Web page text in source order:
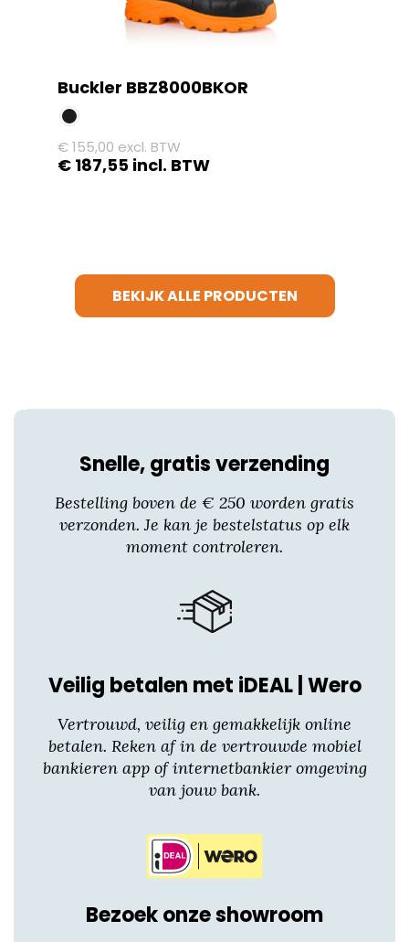
productpagina
Buckler BBZ8000BKOR
€155,00 excl. BTW
€ 187,55 incl. BTW
variaties.
op
productpagina
BEKIJK ALLE PRODUCTEN
Snelle, gratis verzending
Bestelling boven de € 250 worden gratis
verzonden. Je kan je bestelstatus op elk
moment controleren.
Veilig betalen met iDEAL | Wero
Vertrouwd, veilig en gemakkelijk online
betalen. Reken af in de vertrouwde mobiel
bankieren app of internetbankier omgeving
van jouw bank.
Bezoek onze showroom